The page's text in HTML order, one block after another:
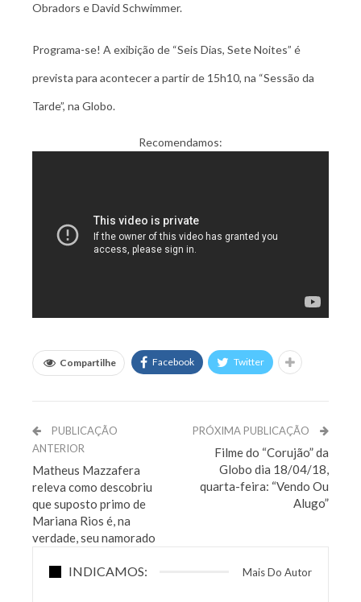
Obradors e David Schwimmer.
Programa-se! A exibição de “Seis Dias, Sete Noites” é
prevista para acontecer a partir de 15h10, na “Sessão da
Tarde”, na Globo.
Recomendamos:
Compartilhe Facebook Twitter
PUBLICAÇÃO
ANTERIOR
Matheus Mazzafera
releva como descobriu
que suposto primo de
Mariana Rios é, na
verdade, seu namorado
PRÓXIMA PUBLICAÇÃO
Filme do “Corujão” da
Globo dia 18/04/18,
quarta-feira: “Vendo Ou
Alugo”
INDICAMOS: Mais Do Autor